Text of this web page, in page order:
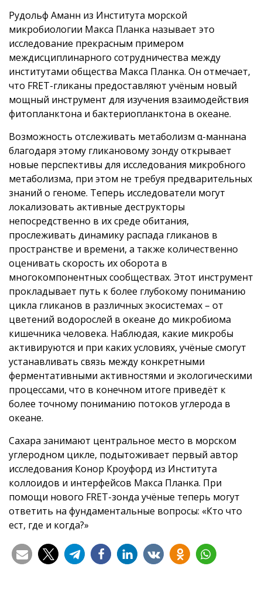
Рудольф Аманн из Института морской
микробиологии Макса Планка называет это
исследование прекрасным примером
междисциплинарного сотрудничества между
институтами общества Макса Планка. Он отмечает,
что FRET-гликаны предоставляют учёным новый
мощный инструмент для изучения взаимодействия
фитопланктона и бактериопланктона в океане.
Возможность отслеживать метаболизм α-маннана
благодаря этому гликановому зонду открывает
новые перспективы для исследования микробного
метаболизма, при этом не требуя предварительных
знаний о геноме. Теперь исследователи могут
локализовать активные деструкторы
непосредственно в их среде обитания,
прослеживать динамику распада гликанов в
пространстве и времени, а также количественно
оценивать скорость их оборота в
многокомпонентных сообществах. Этот инструмент
прокладывает путь к более глубокому пониманию
цикла гликанов в различных экосистемах – от
цветений водорослей в океане до микробиома
кишечника человека. Наблюдая, какие микробы
активируются и при каких условиях, учёные смогут
устанавливать связь между конкретными
ферментативными активностями и экологическими
процессами, что в конечном итоге приведёт к
более точному пониманию потоков углерода в
океане.
Сахара занимают центральное место в морском
углеродном цикле, подытоживает первый автор
исследования Конор Кроуфорд из Института
коллоидов и интерфейсов Макса Планка. При
помощи нового FRET-зонда учёные теперь могут
ответить на фундаментальные вопросы: «Кто что
ест, где и когда?»